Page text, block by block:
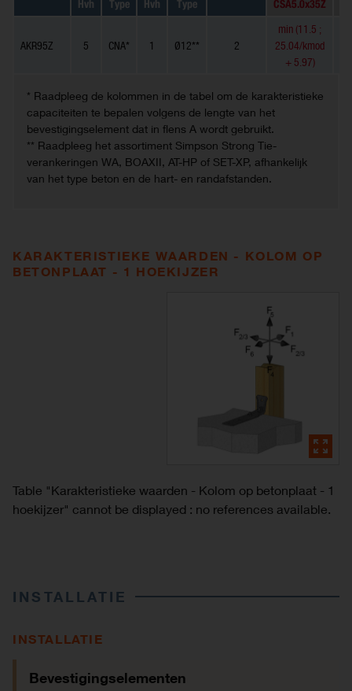
Hvh
Type Hvh Type CSA5.0x35Z
AKR95Z 5 CNA* 1 Ø12** 2
min (11.5 ;
25.04/kmod
+ 5.97)
* Raadpleeg de kolommen in de tabel om de karakteristieke
capaciteiten te bepalen volgens de lengte van het
bevestigingselement dat in flens A wordt gebruikt.
** Raadpleeg het assortiment Simpson Strong Tie-
verankeringen WA, BOAXII, AT-HP of SET-XP, afhankelijk
van het type beton en de hart- en randafstanden.
KARAKTERISTIEKE WAARDEN - KOLOM OP
BETONPLAAT - 1 HOEKIJZER
Table "Karakteristieke waarden - Kolom op betonplaat - 1
hoekijzer" cannot be displayed : no references available.
INSTALLATIE
INSTALLATIE
Bevestigingselementen